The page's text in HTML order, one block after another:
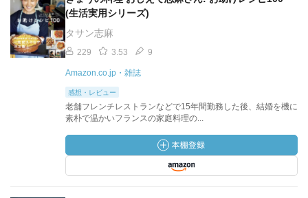
(生活実用シリーズ)
タサン志麻
229 3.53 9
Amazon.co.jp・雑誌
感想・レビュー
老舗フレンチレストランなどで15年間勤務した後、結婚を機に
素朴で温かいフランスの家庭料理の...